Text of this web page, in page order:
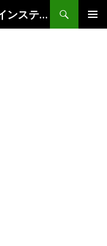
グローバルマクロ・リサーチ・インスティテュート